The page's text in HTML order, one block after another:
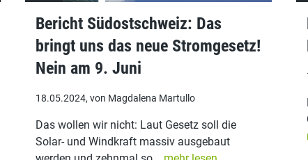
Bericht Südostschweiz: Das
bringt uns das neue Stromgesetz!
Nein am 9. Juni
18.05.2024, von Magdalena Martullo
Das wollen wir nicht: Laut Gesetz soll die
Solar- und Windkraft massiv ausgebaut